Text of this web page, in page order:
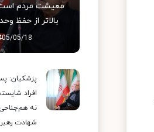
معیشت مردم
بالاتر از حفظ
05/18
پزشکیان:
افراد
نه
شهادت